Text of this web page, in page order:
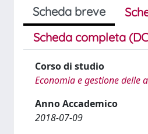
Scheda breve
Scheda completa
Corso di studio
Economia e gestione delle
Anno Accademico
2018-07-09